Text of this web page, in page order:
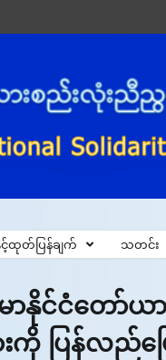
င့်ထုတ်ပြန်ချက် သတင်း
မာနိုင်ငံတေ
ားကို ပြန်လည်